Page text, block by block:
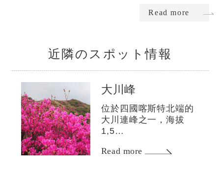
Read more
近隣のスポット情報
大川峰
位於四國喀斯特北端的
大川連峰之一，海拔
1,5…
Read more